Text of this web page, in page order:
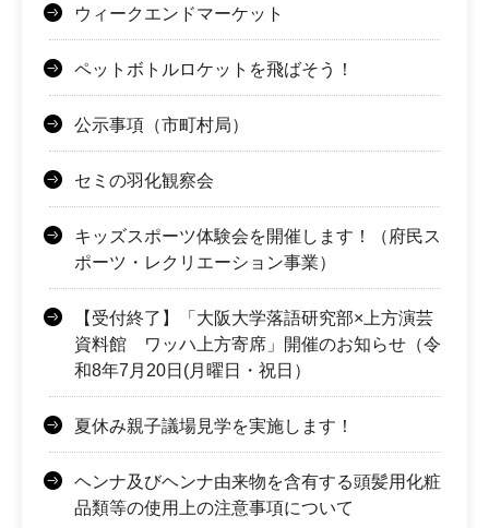
ウィークエンドマーケット
ペットボトルロケットを飛ばそう！
公示事項（市町村局）
セミの羽化観察会
キッズスポーツ体験会を開催します！（府民ス
ポーツ・レクリエーション事業）
【受付終了】「大阪大学落語研究部×上方演芸
資料館 ワッハ上方寄席」開催のお知らせ（令
和8年7月20日(月曜日・祝日）
夏休み親子議場見学を実施します！
ヘンナ及びヘンナ由来物を含有する頭髪用化粧
品類等の使用上の注意事項について